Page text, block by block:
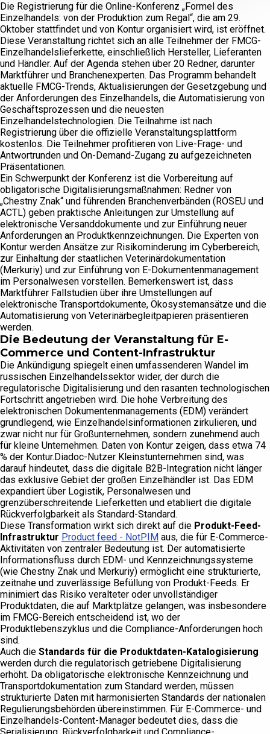
Die Registrierung für die Online-Konferenz „Formel des
Einzelhandels: von der Produktion zum Regal“, die am 29.
Oktober stattfindet und von Kontur organisiert wird, ist eröffnet.
Diese Veranstaltung richtet sich an alle Teilnehmer der FMCG-
Einzelhandelslieferkette, einschließlich Hersteller, Lieferanten
und Händler. Auf der Agenda stehen über 20 Redner, darunter
Marktführer und Branchenexperten. Das Programm behandelt
aktuelle FMCG-Trends, Aktualisierungen der Gesetzgebung und
der Anforderungen des Einzelhandels, die Automatisierung von
Geschäftsprozessen und die neuesten
Einzelhandelstechnologien. Die Teilnahme ist nach
Registrierung über die offizielle Veranstaltungsplattform
kostenlos. Die Teilnehmer profitieren von Live-Frage- und
Antwortrunden und On-Demand-Zugang zu aufgezeichneten
Präsentationen.
Ein Schwerpunkt der Konferenz ist die Vorbereitung auf
obligatorische Digitalisierungsmaßnahmen: Redner von
„Chestny Znak“ und führenden Branchenverbänden (ROSEU und
ACTL) geben praktische Anleitungen zur Umstellung auf
elektronische Versanddokumente und zur Einführung neuer
Anforderungen an Produktkennzeichnungen. Die Experten von
Kontur werden Ansätze zur Risikominderung im Cyberbereich,
zur Einhaltung der staatlichen Veterinärdokumentation
(Merkuriy) und zur Einführung von E-Dokumentenmanagement
im Personalwesen vorstellen. Bemerkenswert ist, dass
Marktführer Fallstudien über ihre Umstellungen auf
elektronische Transportdokumente, Ökosystemansätze und die
Automatisierung von Veterinärbegleitpapieren präsentieren
werden.
Die Bedeutung der Veranstaltung für E-
Commerce und Content-Infrastruktur
Die Ankündigung spiegelt einen umfassenderen Wandel im
russischen Einzelhandelssektor wider, der durch die
regulatorische Digitalisierung und den rasanten technologischen
Fortschritt angetrieben wird. Die hohe Verbreitung des
elektronischen Dokumentenmanagements (EDM) verändert
grundlegend, wie Einzelhandelsinformationen zirkulieren, und
zwar nicht nur für Großunternehmen, sondern zunehmend auch
für kleine Unternehmen. Daten von Kontur zeigen, dass etwa 74
% der Kontur.Diadoc-Nutzer Kleinstunternehmen sind, was
darauf hindeutet, dass die digitale B2B-Integration nicht länger
das exklusive Gebiet der großen Einzelhändler ist. Das EDM
expandiert über Logistik, Personalwesen und
grenzüberschreitende Lieferketten und etabliert die digitale
Rückverfolgbarkeit als Standard-Standard.
Diese Transformation wirkt sich direkt auf die Produkt-Feed-
Infrastruktur Product feed - NotPIM aus, die für E-Commerce-
Aktivitäten von zentraler Bedeutung ist. Der automatisierte
Informationsfluss durch EDM- und Kennzeichnungssysteme
(wie Chestny Znak und Merkuriy) ermöglicht eine strukturierte,
zeitnahe und zuverlässige Befüllung von Produkt-Feeds. Er
minimiert das Risiko veralteter oder unvollständiger
Produktdaten, die auf Marktplätze gelangen, was insbesondere
im FMCG-Bereich entscheidend ist, wo der
Produktlebenszyklus und die Compliance-Anforderungen hoch
sind.
Auch die Standards für die Produktdaten-Katalogisierung
werden durch die regulatorisch getriebene Digitalisierung
erhöht. Da obligatorische elektronische Kennzeichnung und
Transportdokumentation zum Standard werden, müssen
strukturierte Daten mit harmonisierten Standards der nationalen
Regulierungsbehörden übereinstimmen. Für E-Commerce- und
Einzelhandels-Content-Manager bedeutet dies, dass die